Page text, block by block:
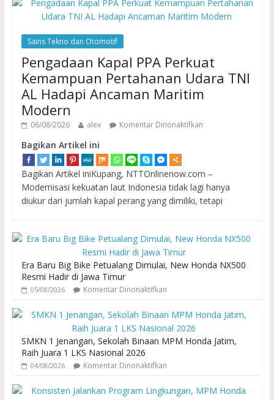
Sains Tekno dan Otomotif
Pengadaan Kapal PPA Perkuat
Kemampuan Pertahanan Udara TNI
AL Hadapi Ancaman Maritim
Modern
06/08/2026 alex Komentar Dinonaktifkan
Bagikan Artikel ini
Bagikan Artikel iniKupang, NTTOnlinenow.com –
Modernisasi kekuatan laut Indonesia tidak lagi hanya
diukur dari jumlah kapal perang yang dimiliki, tetapi
Era Baru Big Bike Petualang Dimulai, New Honda NX500
Resmi Hadir di Jawa Timur
05/08/2026 Komentar Dinonaktifkan
SMKN 1 Jenangan, Sekolah Binaan MPM Honda Jatim,
Raih Juara 1 LKS Nasional 2026
04/08/2026 Komentar Dinonaktifkan